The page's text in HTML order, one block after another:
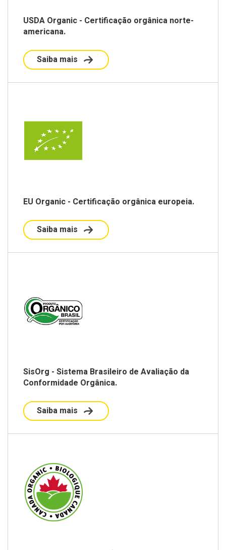
USDA Organic - Certificação orgânica norte-
americana.
Saiba mais
EU Organic - Certificação orgânica europeia.
Saiba mais
SisOrg - Sistema Brasileiro de Avaliação da
Conformidade Orgânica.
Saiba mais